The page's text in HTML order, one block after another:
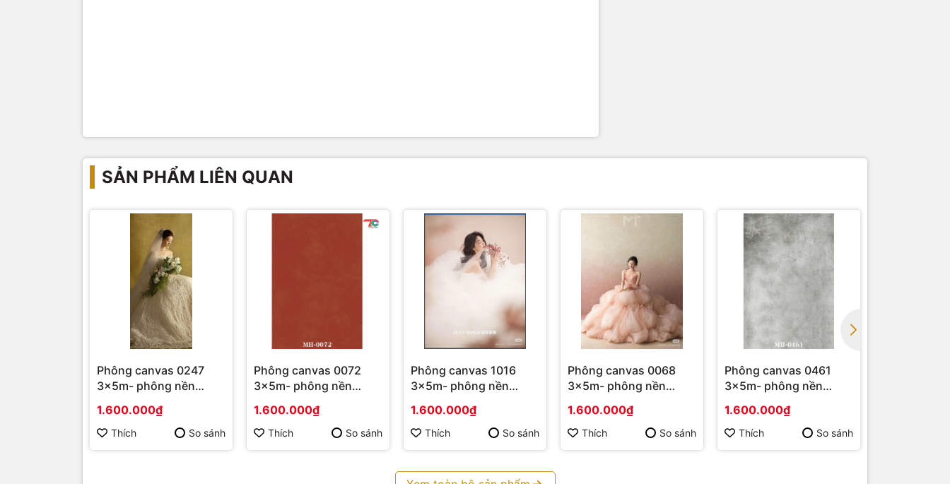
SẢN PHẨM LIÊN QUAN
Phông canvas 0247
3x5m- phông nền
1.600.000₫
Thích So sánh
Phông canvas 0072
3x5m- phông nền
1.600.000₫
Thích So sánh
Phông canvas 1016
3x5m- phông nền
1.600.000₫
Thích So sánh
Phông canvas 0068
3x5m- phông nền
1.600.000₫
Thích So sánh
Phông canvas 0461
3x5m- phông nền
1.600.000₫
Thích So sánh